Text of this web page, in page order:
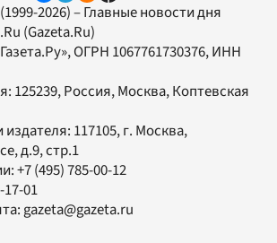
2026) – Главные новости дня
(Gazeta.Ru)
, ОГРН 1067761730376, ИНН
125239, Россия, Москва, Коптевская
издателя: 117105, г. Москва,
д.9, стр.1
+7 (495) 785-00-12
17-01
gazeta@gazeta.ru